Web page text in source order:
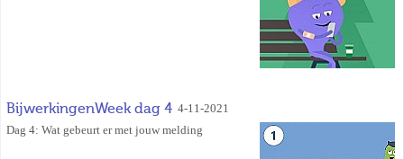
BijwerkingenWeek dag 4 4-11-2021
Dag 4: Wat gebeurt er met jouw melding